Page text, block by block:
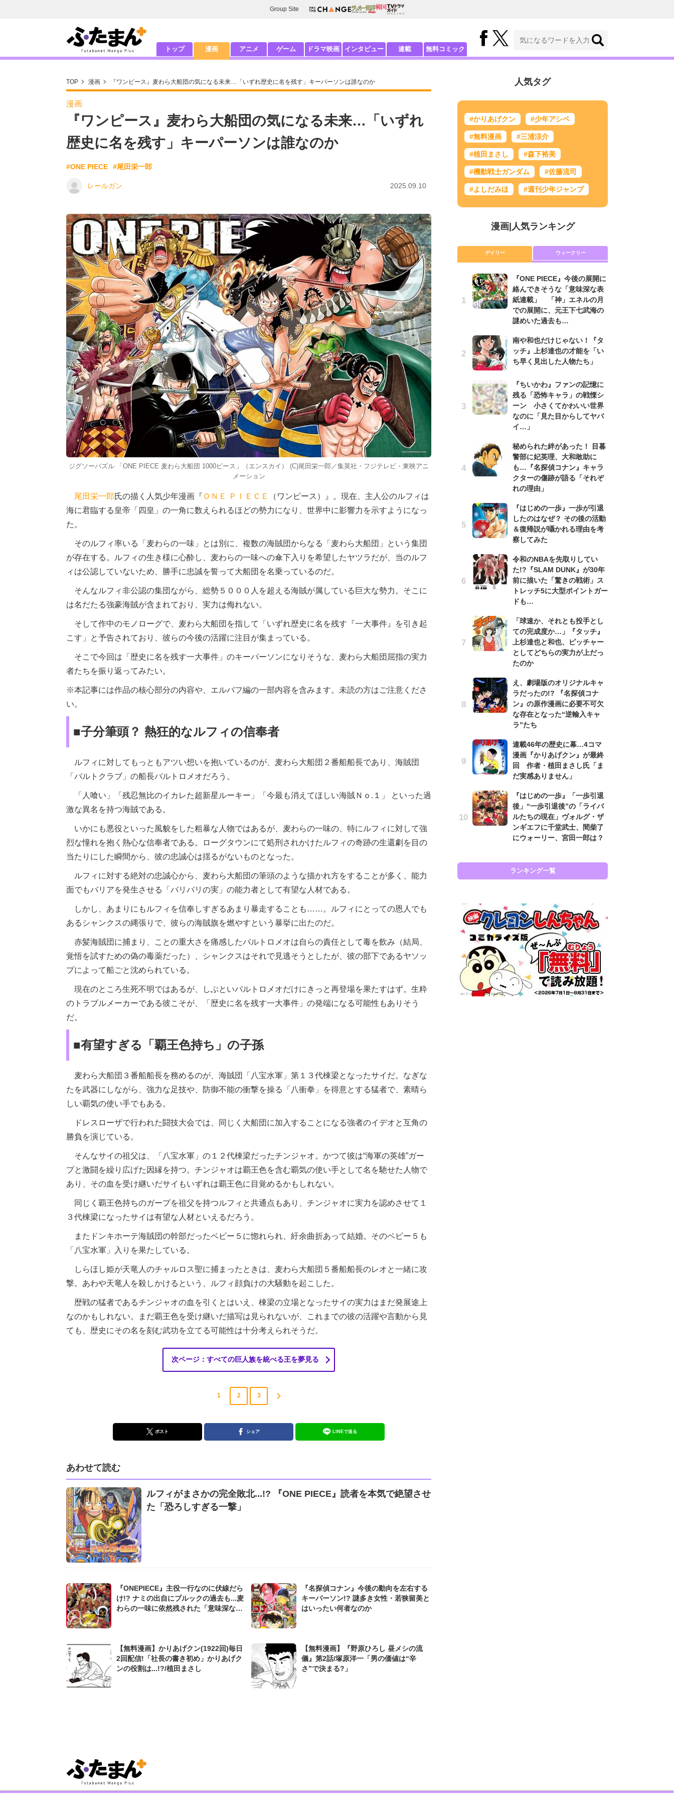
Group Site
トップ 漫画 アニメ ゲーム ドラマ映画 インタビュー 連載 無料コミック
TOP 漫画 『ワンピース』麦わら大船団の気になる未来…「いずれ歴史に名を残す」キーパーソンは誰なのか
漫画
『ワンピース』麦わら大船団の気になる未来…「いずれ
歴史に名を残す」キーパーソンは誰なのか
#ONE PIECE #尾田栄一郎
レールガン 2025.09.10
ジグソーパズル 「ONE PIECE 麦わら大船団 1000ピース」（エンスカイ） (C)尾田栄一郎／集英社・フジテレビ・東映アニ
メーション
尾田栄一郎氏の描く人気少年漫画『 ＯＮＥ ＰＩＥＣＥ
（ワンピース）』。現在、主人公のルフィは
海に君臨する皇帝「四皇」の一角に数えられるほどの勢力になり、世界中に影響力を示すようになっ
た。
そのルフィ率いる「麦わらの一味」とは別に、複数の海賊団からなる「麦わら大船団」という集団
が存在する。ルフィの生き様に心酔し、麦わらの一味への傘下入りを希望したヤツラだが、当のルフ
ィは公認していないため、勝手に忠誠を誓って大船団を名乗っているのだ。
そんなルフィ非公認の集団ながら、総勢５０００人を超える海賊が属している巨大な勢力。そこに
は名だたる強豪海賊が含まれており、実力は侮れない。
そして作中のモノローグで、麦わら大船団を指して「いずれ歴史に名を残す『一大事件』を引き起
こす」と予告されており、彼らの今後の活躍に注目が集まっている。
そこで今回は「歴史に名を残す一大事件」のキーパーソンになりそうな、麦わら大船団屈指の実力
者たちを振り返ってみたい。
※本記事には作品の核心部分の内容や、エルバフ編の一部内容を含みます。未読の方はご注意くださ
い。
■子分筆頭？ 熱狂的なルフィの信奉者
ルフィに対してもっともアツい想いを抱いているのが、麦わら大船団２番船船長であり、海賊団
「バルトクラブ」の船長バルトロメオだろう。
「人喰い」「残忍無比のイカレた超新星ルーキー」「今最も消えてほしい海賊Ｎｏ.１」 といった過
激な異名を持つ海賊である。
いかにも悪役といった風貌をした粗暴な人物ではあるが、麦わらの一味の、特にルフィに対して強
烈な憧れを抱く熱心な信奉者である。ローグタウンにて処刑されかけたルフィの奇跡の生還劇を目の
当たりにした瞬間から、彼の忠誠心は揺るがないものとなった。
ルフィに対する絶対の忠誠心から、麦わら大船団の筆頭のような描かれ方をすることが多く、能力
面でもバリアを発生させる「バリバリの実」の能力者として有望な人材である。
しかし、あまりにもルフィを信奉しすぎるあまり暴走することも……。ルフィにとっての恩人でも
あるシャンクスの縄張りで、彼らの海賊旗を燃やすという暴挙に出たのだ。
赤髪海賊団に捕まり、ことの重大さを痛感したバルトロメオは自らの責任として毒を飲み（結局、
覚悟を試すための偽の毒薬だった）、シャンクスはそれで見逃そうとしたが、彼の部下であるヤソッ
プによって船ごと沈められている。
現在のところ生死不明ではあるが、しぶといバルトロメオだけにきっと再登場を果たすはず。生粋
のトラブルメーカーである彼こそが、「歴史に名を残す一大事件」の発端になる可能性もありそう
だ。
■有望すぎる「覇王色持ち」の子孫
麦わら大船団３番船船長を務めるのが、海賊団「八宝水軍」第１３代棟梁となったサイだ。なぎな
たを武器にしながら、強力な足技や、防御不能の衝撃を操る「八衝拳」を得意とする猛者で、素晴ら
しい覇気の使い手でもある。
ドレスローザで行われた闘技大会では、同じく大船団に加入することになる強者のイデオと互角の
勝負を演じている。
そんなサイの祖父は、「八宝水軍」の１２代棟梁だったチンジャオ。かつて彼は“海軍の英雄”ガー
プと激闘を繰り広げた因縁を持つ。チンジャオは覇王色を含む覇気の使い手として名を馳せた人物で
あり、その血を受け継いだサイもいずれは覇王色に目覚めるかもしれない。
同じく覇王色持ちのガープを祖父を持つルフィと共通点もあり、チンジャオに実力を認めさせて１
３代棟梁になったサイは有望な人材といえるだろう。
またドンキホーテ海賊団の幹部だったベビー５に惚れられ、紆余曲折あって結婚。そのベビー５も
「八宝水軍」入りを果たしている。
しらほし姫が天竜人のチャルロス聖に捕まったときは、麦わら大船団５番船船長のレオと一緒に攻
撃。あわや天竜人を殺しかけるという、ルフィ顔負けの大騒動を起こした。
歴戦の猛者であるチンジャオの血を引くとはいえ、棟梁の立場となったサイの実力はまだ発展途上
なのかもしれない。まだ覇王色を受け継いだ描写は見られないが、これまでの彼の活躍や言動から見
ても、歴史にその名を刻む武功を立てる可能性は十分考えられそうだ。
次ページ：すべての巨人族を統べる王を夢見る
1 2 3
ポスト シェア LINEで送る
あわせて読む
ルフィがまさかの完全敗北...!? 『ONE PIECE』読者を本気で絶望させ
た「恐ろしすぎる一撃」
『ONEPIECE』主役一行なのに伏線だら
け!? ナミの出自にブルックの過去も...麦
わらの一味に依然残された「意味深な
『名探偵コナン』今後の動向を左右する
キーパーソン!? 謎多き女性・若狭留美と
はいったい何者なのか
【無料漫画】かりあげクン(1922回)毎日
2回配信!「社長の書き初め」かりあげク
ンの役割は...!?/植田まさし
【無料漫画】『野原ひろし 昼メシの流
儀』第2話/塚原洋一「男の価値は“辛
さ”で決まる?」
人気タグ
#かりあげクン #少年アシベ
#無料漫画 #三浦涼介
#植田まさし #森下裕美
#機動戦士ガンダム #佐藤流司
#よしだみほ #週刊少年ジャンプ
漫画| 人気ランキング
デイリー ウィークリー
『ONE PIECE』今後の展開に
絡んできそうな「意味深な表
紙連載」 「神」エネルの月
での展開に、元王下七武海の
謎めいた過去も…
南や和也だけじゃない！『タ
ッチ』上杉達也の才能を「い
ち早く見出した人物たち」
『ちいかわ』ファンの記憶に
残る「恐怖キャラ」の戦慄シ
ーン 小さくてかわいい世界
なのに「見た目からしてヤバ
イ…」
秘められた絆があった！ 目暮
警部に妃英理、大和敢助に
も…『名探偵コナン』キャラ
クターの傷跡が語る「それぞ
れの理由」
『はじめの一歩』一歩が引退
したのはなぜ？ その後の活動
＆復帰説が囁かれる理由を考
察してみた
令和のNBAを先取りしてい
た!?『SLAM DUNK』が30年
前に描いた「驚きの戦術」ス
トレッチ5に大型ポイントガー
ドも…
「球速か、それとも投手とし
ての完成度か…」『タッチ』
上杉達也と和也、ピッチャー
としてどちらの実力が上だっ
たのか
え、劇場版のオリジナルキャ
ラだったの!? 『名探偵コナ
ン』の原作漫画に必要不可欠
な存在となった“逆輸入キャ
ラ”たち
連載46年の歴史に幕…4コマ
漫画『かりあげクン』が最終
回 作者・植田まさし氏「ま
だ実感ありません」
『はじめの一歩』「一歩引退
後」“一歩引退後”の「ライバ
ルたちの現在」ヴォルグ・ザ
ンギエフに千堂武士、間柴了
にウォーリー、宮田一郎は？
ランキング一覧